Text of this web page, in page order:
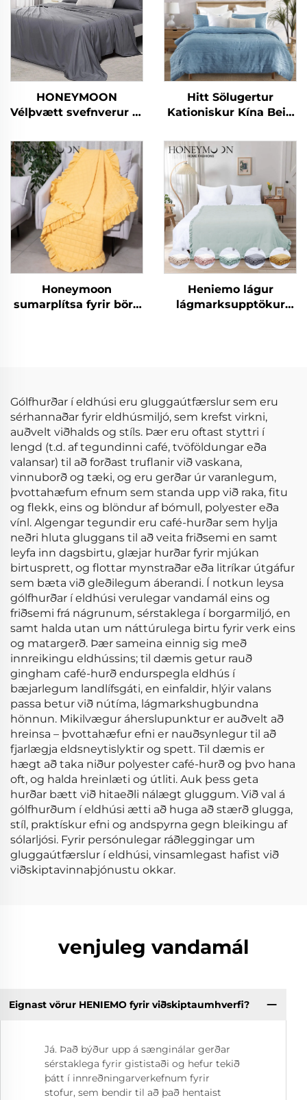
HONEYMOON
Vélþvætt svefnverur af
sætt 4 hluta kælifriðju
mjúkar og silki fyrir
queen rúm
Hitt Sölugertur
Kationiskur Kína Bein
Krinkla Upphengdur
Hlífardúkasetur
Honeymoon
sumarplítsa fyrir börn
Heniemo lágur
lágmarksupptökur
Gólfhurðar í eldhúsi eru gluggaútfærslur sem eru
sérhannaðar fyrir eldhúsmiljó, sem krefst virkni,
auðvelt viðhalds og stíls. Þær eru oftast styttri í
lengd (t.d. af tegundinni café, tvöföldungar eða
valansar) til að forðast truflanir við vaskana,
vinnuborð og tæki, og eru gerðar úr varanlegum,
þvottahæfum efnum sem standa upp við raka, fitu
og flekk, eins og blöndur af bómull, polyester eða
vínl. Algengar tegundir eru café-hurðar sem hylja
neðri hluta gluggans til að veita friðsemi en samt
leyfa inn dagsbirtu, glæjar hurðar fyrir mjúkan
birtusprett, og flottar mynstraðar eða litríkar útgáfur
sem bæta við gleðilegum áberandi. Í notkun leysa
gólfhurðar í eldhúsi verulegar vandamál eins og
friðsemi frá nágrunum, sérstaklega í borgarmiljó, en
samt halda utan um náttúrulega birtu fyrir verk eins
og matargerð. Þær sameina einnig sig með
innreikingu eldhússins; til dæmis getur rauð
gingham café-hurð endurspegla eldhús í
bæjarlegum landlífsgáti, en einfaldir, hlýir valans
passa betur við nútíma, lágmarkshugbundna
hönnun. Mikilvægur áherslupunktur er auðvelt að
hreinsa – þvottahæfur efni er nauðsynlegur til að
fjarlægja eldsneytislyktir og spett. Til dæmis er
hægt að taka niður polyester café-hurð og þvo hana
oft, og halda hreinlæti og útliti. Auk þess geta
hurðar bætt við hitaeðli nálægt gluggum. Við val á
gólfhurðum í eldhúsi ætti að huga að stærð glugga,
stíl, praktískur efni og andspyrna gegn bleikingu af
sólarljósi. Fyrir persónulegar ráðleggingar um
gluggaútfærslur í eldhúsi, vinsamlegast hafist við
viðskiptavinnaþjónustu okkar.
venjuleg vandamál
Eignast vörur HENIEMO fyrir viðskiptaumhverfi?
Já. Það býður upp á sænginálar gerðar
sérstaklega fyrir gististaði og hefur tekið
þátt í innreðningarverkefnum fyrir
stofur, sem bendir til að það hentaist